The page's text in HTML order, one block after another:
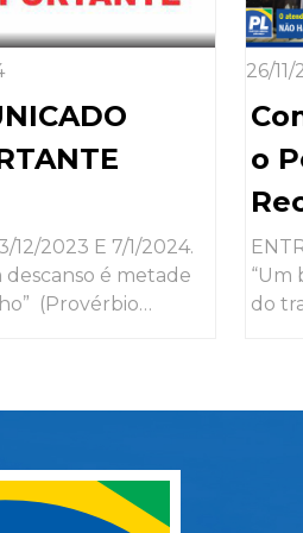
12/2023 E 7/1/2024.
descanso é metade
(Provérbio
26/
o
“Um
do